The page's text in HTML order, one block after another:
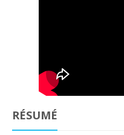
RÉSUMÉ